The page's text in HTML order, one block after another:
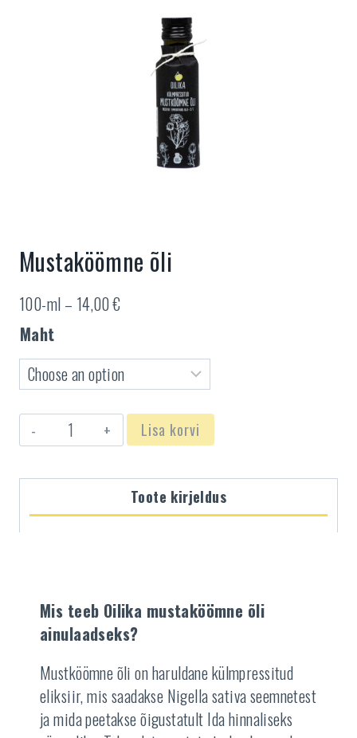
Mustaköömne õli
100-ml – 14,00€
Maht
Mustaköömne
õli
Lisa korvi
Toote kirjeldus
Mis teeb Oilika mustaköömne õli
ainulaadseks?
Mustköömne õli on haruldane külmpressitud
eliksiir, mis saadakse Nigella sativa seemnetest
ja mida peetakse õigustatult Ida hinnaliseks